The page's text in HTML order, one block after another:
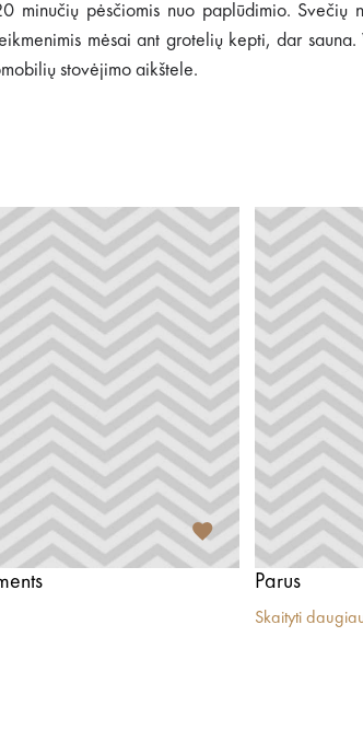
pėsčiomis nuo paplūdimio.
mėsai ant grotelių kepti, dar
stovėjimo aikštele.
Parus
Skaityti